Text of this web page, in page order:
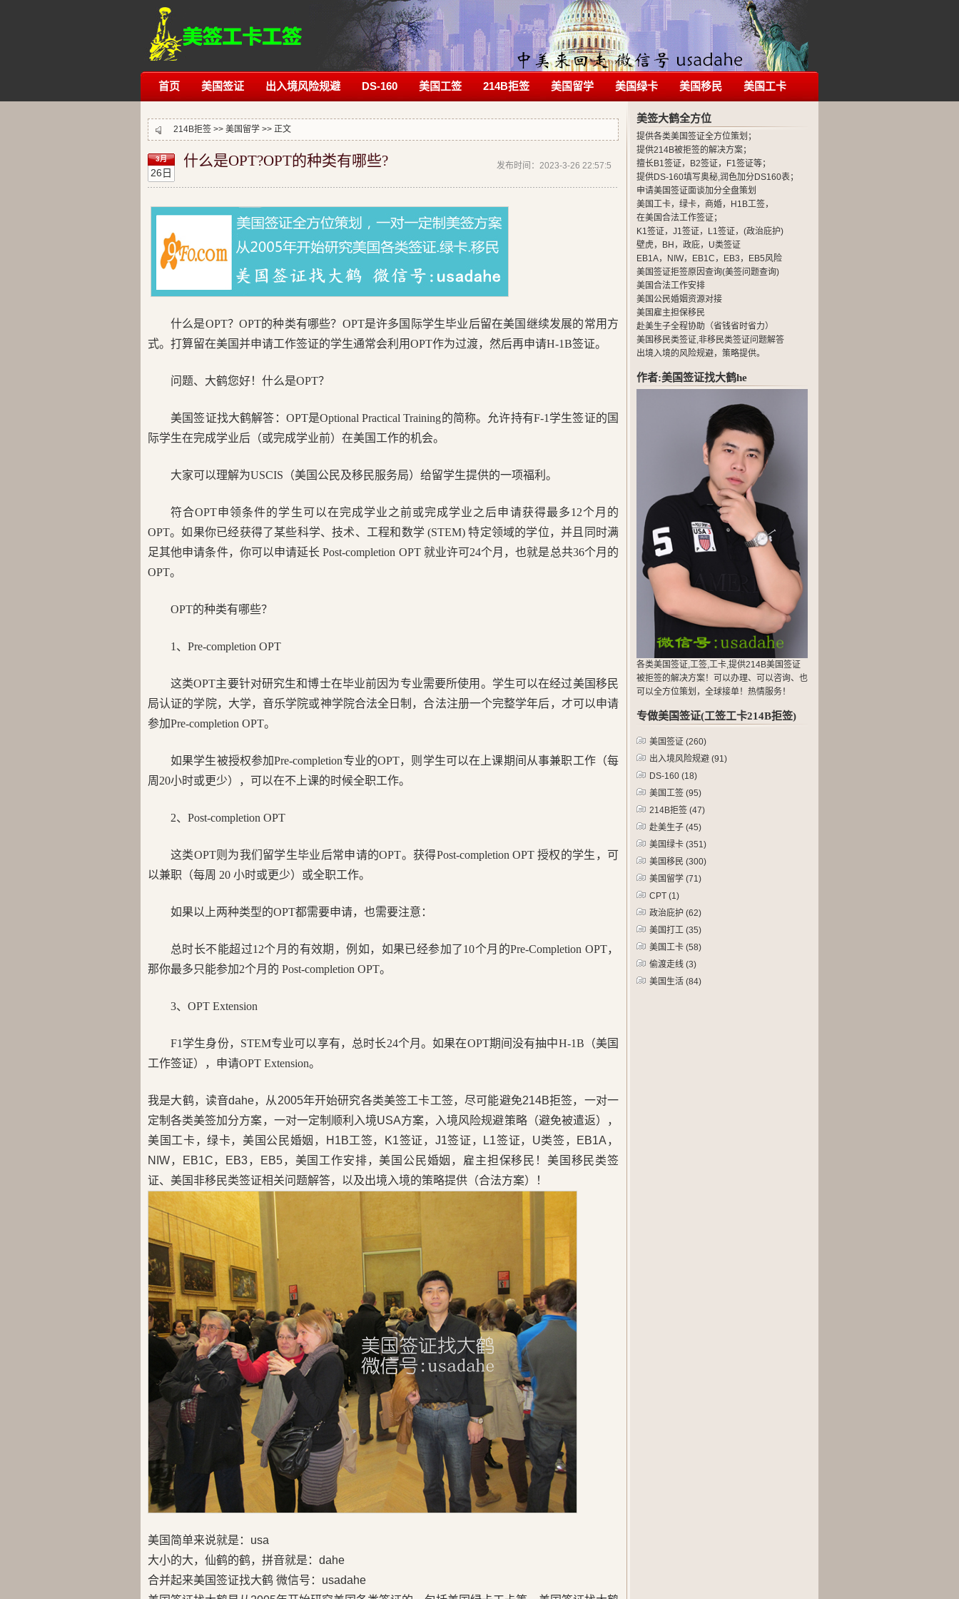
首页 美国签证 出入境风险规避 DS-160 美国工签 214B拒签 美国留学 美国绿卡 美国移民 美国工卡
214B拒签 >> 美国留学 >> 正文
3月
26日
发布时间：2023-3-26 22:57:5
什么是OPT?OPT的种类有哪些?
什么是OPT？OPT的种类有哪些？OPT是许多国际学生毕业后留在美国继续发展的常用方
式。打算留在美国并申请工作签证的学生通常会利用OPT作为过渡，然后再申请H-1B签证。
问题、大鹤您好！什么是OPT？
美国签证找大鹤解答：OPT是Optional Practical Training的简称。允许持有F-1学生签证的国
际学生在完成学业后（或完成学业前）在美国工作的机会。
大家可以理解为USCIS（美国公民及移民服务局）给留学生提供的一项福利。
符合OPT申领条件的学生可以在完成学业之前或完成学业之后申请获得最多12个月的
OPT。如果你已经获得了某些科学、技术、工程和数学 (STEM) 特定领域的学位，并且同时满
足其他申请条件，你可以申请延长 Post-completion OPT 就业许可24个月，也就是总共36个月的
OPT。
OPT的种类有哪些？
1、Pre-completion OPT
这类OPT主要针对研究生和博士在毕业前因为专业需要所使用。学生可以在经过美国移民
局认证的学院，大学，音乐学院或神学院合法全日制，合法注册一个完整学年后，才可以申请
参加Pre-completion OPT。
如果学生被授权参加Pre-completion专业的OPT，则学生可以在上课期间从事兼职工作（每
周20小时或更少），可以在不上课的时候全职工作。
2、Post-completion OPT
这类OPT则为我们留学生毕业后常申请的OPT。获得Post-completion OPT 授权的学生，可
以兼职（每周 20 小时或更少）或全职工作。
如果以上两种类型的OPT都需要申请，也需要注意：
总时长不能超过12个月的有效期，例如，如果已经参加了10个月的Pre-Completion OPT，
那你最多只能参加2个月的 Post-completion OPT。
3、OPT Extension
F1学生身份，STEM专业可以享有，总时长24个月。如果在OPT期间没有抽中H-1B（美国
工作签证），申请OPT Extension。
我是大鹤，读音dahe，从2005年开始研究各类美签工卡工签，尽可能避免214B拒签，一对一
定制各类美签加分方案，一对一定制顺利入境USA方案，入境风险规避策略（避免被遣返），
美国工卡，绿卡，美国公民婚姻，H1B工签，K1签证，J1签证，L1签证，U类签，EB1A，
NIW，EB1C，EB3，EB5，美国工作安排，美国公民婚姻，雇主担保移民！美国移民类签
证、美国非移民类签证相关问题解答，以及出境入境的策略提供（合法方案）！
美国简单来说就是：usa
大小的大，仙鹤的鹤，拼音就是：dahe
合并起来美国签证找大鹤 微信号：usadahe
美签大鹤全方位
提供各类美国签证全方位策划；
提供214B被拒签的解决方案；
擅长B1签证，B2签证，F1签证等；
提供DS-160填写奥秘,润色加分DS160表；
申请美国签证面谈加分全盘策划
美国工卡，绿卡，商婚，H1B工签，
在美国合法工作签证；
K1签证，J1签证，L1签证，(政治庇护)
壁虎，BH，政庇，U类签证
EB1A，NIW，EB1C，EB3，EB5风险
美国签证拒签原因查询(美签问题查询)
美国合法工作安排
美国公民婚姻资源对接
美国雇主担保移民
赴美生子全程协助（省钱省时省力）
美国移民类签证,非移民类签证问题解答
出境入境的风险规避，策略提供。
作者:美国签证找大鹤he
各类美国签证,工签,工卡,提供214B美国签证
被拒签的解决方案！可以办理、可以咨询、也
可以全方位策划，全球接单！热情服务！
专做美国签证(工签工卡214B拒签)
美国签证 (260)
出入境风险规避 (91)
DS-160 (18)
美国工签 (95)
214B拒签 (47)
赴美生子 (45)
美国绿卡 (351)
美国移民 (300)
美国留学 (71)
CPT (1)
政治庇护 (62)
美国打工 (35)
美国工卡 (58)
偷渡走线 (3)
美国生活 (84)